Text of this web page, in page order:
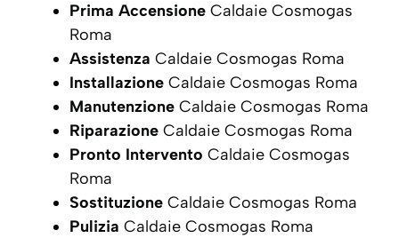
Prima Accensione Caldaie Cosmogas
Roma
Assistenza Caldaie Cosmogas Roma
Installazione Caldaie Cosmogas Roma
Manutenzione Caldaie Cosmogas Roma
Riparazione Caldaie Cosmogas Roma
Pronto Intervento Caldaie Cosmogas
Roma
Sostituzione Caldaie Cosmogas Roma
Pulizia Caldaie Cosmogas Roma